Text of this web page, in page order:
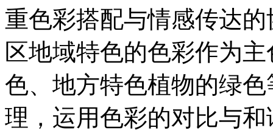
重色彩搭配与情感传达
区地域特色的色彩作为
色、地方特色植物的绿
理，运用色彩的对比与